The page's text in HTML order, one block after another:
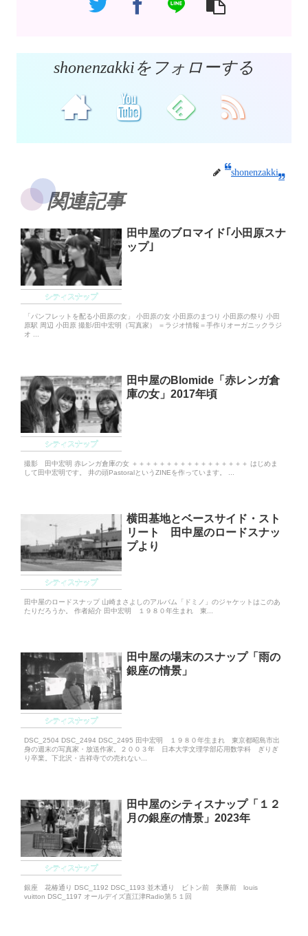
shonenzakkiをフォローする
shonenzakki
関連記事
シティスナップ
田中屋のブロマイド｢小田原スナ
ップ｣
「パンフレットを配る小田原の女」 小田原の女 小田原のまつり 小田原の祭り 小田
原駅 周辺 小田原 撮影/田中宏明（写真家） ＝ラジオ情報＝手作りオーガニックラジ
オ ...
シティスナップ
田中屋のBlomide「赤レンガ倉
庫の女」2017年頃
撮影 田中宏明 赤レンガ倉庫の女 ＋＋＋＋＋＋＋＋＋＋＋＋＋＋＋＋＋ はじめま
して田中宏明です。 井の頭PastoralというZINEを作っています。 ...
シティスナップ
横田基地とベースサイド・スト
リート 田中屋のロードスナッ
プより
田中屋のロードスナップ 山崎まさよしのアルバム「ドミノ」のジャケットはこのあ
たりだろうか。 作者紹介 田中宏明 １９８０年生まれ 東...
シティスナップ
田中屋の場末のスナップ「雨の
銀座の情景」
DSC_2504 DSC_2494 DSC_2495 田中宏明 １９８０年生まれ 東京都昭島市出
身の週末の写真家・放送作家。２００３年 日本大学文理学部応用数学科 ぎりぎ
り卒業。下北沢・吉祥寺での売れない...
シティスナップ
田中屋のシティスナップ「１２
月の銀座の情景」2023年
銀座 花椿通り DSC_1192 DSC_1193 並木通り ビトン前 美豚前 louis
vuitton DSC_1197 オールデイズ直江津Radio第５１回